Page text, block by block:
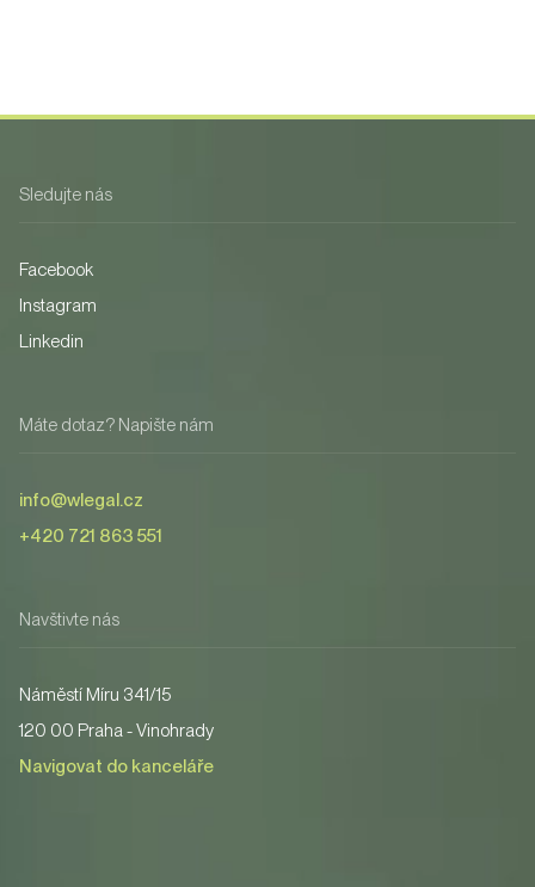
Sledujte nás
Facebook
Instagram
Linkedin
Máte dotaz? Napište nám
info@wlegal.cz
+420 721 863 551
Navštivte nás
Náměstí Míru 341/15
120 00 Praha - Vinohrady
Navigovat do kanceláře